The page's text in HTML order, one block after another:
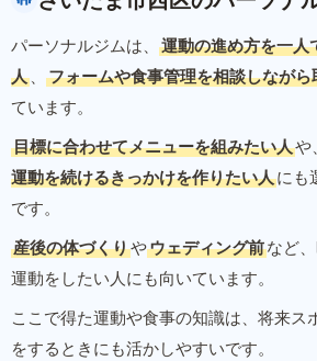
パーソナルジムは、
運動の進め方を一人
人 、 フォームや食事管理を相談しなが
ています。
目標に合わせてメニューを組みたい人や、
運動を続けるきっかけを作りたい人にも
です。
産後の体づくりやウェディング前など
運動をしたい人にも向いています。
ここで得た運動や食事の知識は、将来ス
をするときにも活かしやすいです。